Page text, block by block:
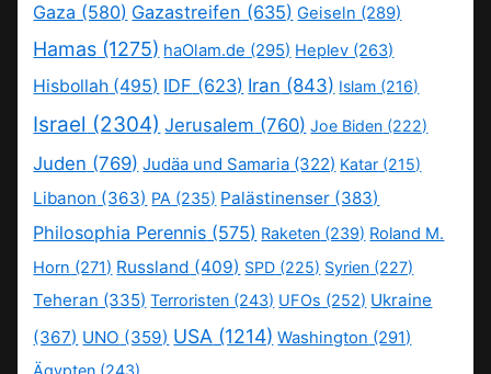
Gaza (580) Gazastreifen (635) Geiseln (289)
Hamas (1275) haOlam.de (295) Heplev (263)
Hisbollah (495) IDF (623) Iran (843) Islam (216)
Israel (2304) Jerusalem (760) Joe Biden (222)
Juden (769) Judäa und Samaria (322) Katar (215)
Libanon (363) PA (235) Palästinenser (383)
Philosophia Perennis (575) Raketen (239) Roland M.
Horn (271) Russland (409) SPD (225) Syrien (227)
Teheran (335) Terroristen (243) UFOs (252) Ukraine
(367) UNO (359) USA (1214) Washington (291)